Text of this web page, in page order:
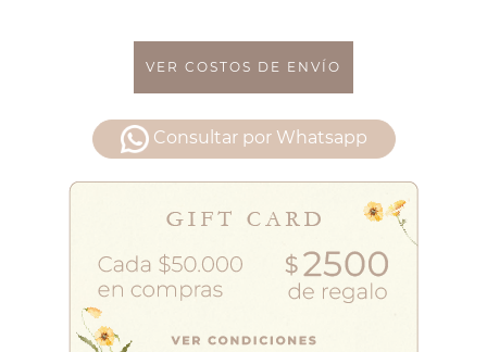
VER COSTOS DE ENVÍO
Consultar por Whatsapp